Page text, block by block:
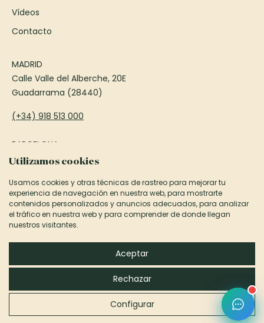
Utilizamos cookies
Usamos cookies y otras técnicas de rastreo para mejorar tu
experiencia de navegación en nuestra web, para mostrarte
contenidos personalizados y anuncios adecuados, para analizar
el tráfico en nuestra web y para comprender de donde llegan
nuestros visitantes.
Aceptar
Rechazar
Configurar
Vídeos
Contacto
MADRID
Calle Valle del Alberche, 20E
Guadarrama (28440)
(+34) 918 513 000
BARCELONA
Passeig Francesc Macià, 75
(+34) 935 906 850
informacion@canexel.es
©2026 Canexel Construcciones S.L.
Aviso Legal y Privacidad
Política de cookies